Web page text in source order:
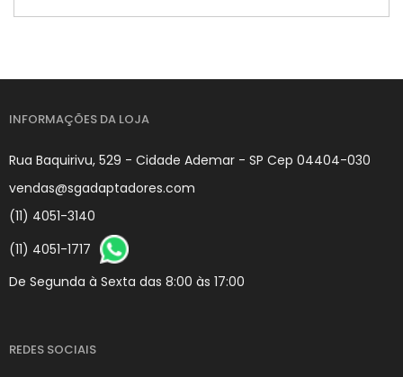
INFORMAÇÕES DA LOJA
Rua Baquirivu, 529 - Cidade Ademar - SP Cep 04404-030
vendas@sgadaptadores.com
(11) 4051-3140
(11) 4051-1717
De Segunda à Sexta das 8:00 às 17:00
REDES SOCIAIS